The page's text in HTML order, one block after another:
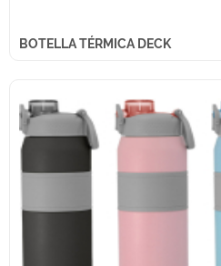
BOTELLA TÉRMICA DECK